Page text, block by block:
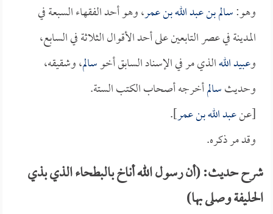
وهو:سالم بن عبد الله بن عمر، وهو أحد الفقهاء السبعة في
المدينة في عصر التابعين على أحد الأقوال الثلاثة في السابع،
وعبيد اللهالذي مر في الإسناد السابق أخوسالم، وشقيقه،
وحديثسالمأخرجه أصحاب الكتب الستة.
[عنعبد الله بن عمر].
وقد مر ذكره.
شرح حديث: (أن رسول الله أناخ بالبطحاء الذي بذي
الحليفة وصلى بها)